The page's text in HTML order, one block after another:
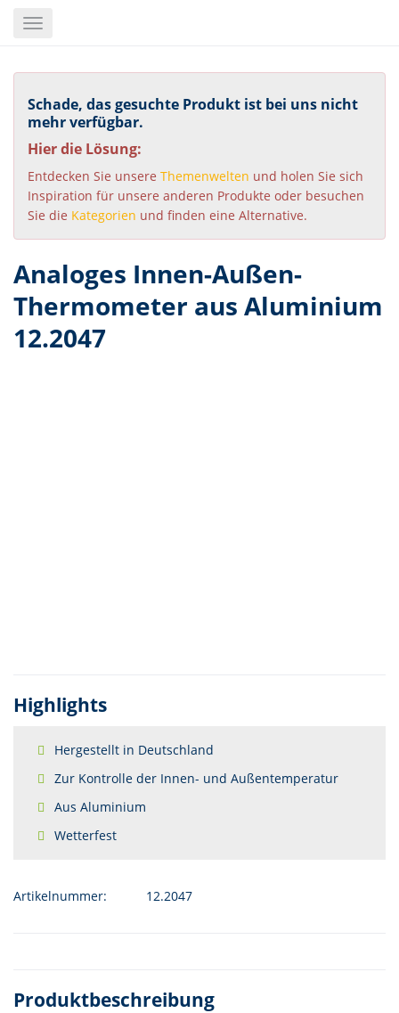
content
Toggle
Schade, das gesuchte Produkt ist bei uns nicht
mehr verfügbar.
Hier die Lösung:
Entdecken Sie unsere Themenwelten und holen Sie sich
Inspiration für unsere anderen Produkte oder besuchen
Sie die Kategorien und finden eine Alternative.
Analoges Innen-Außen-
Thermometer aus Aluminium
12.2047
Highlights
Hergestellt in Deutschland
Zur Kontrolle der Innen- und Außentemperatur
Aus Aluminium
Wetterfest
Artikelnummer: 12.2047
Produktbeschreibung